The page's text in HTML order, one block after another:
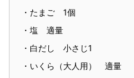
・たまご 1個
・塩 適量
・白だし 小さじ1
・いくら（大人用） 適量